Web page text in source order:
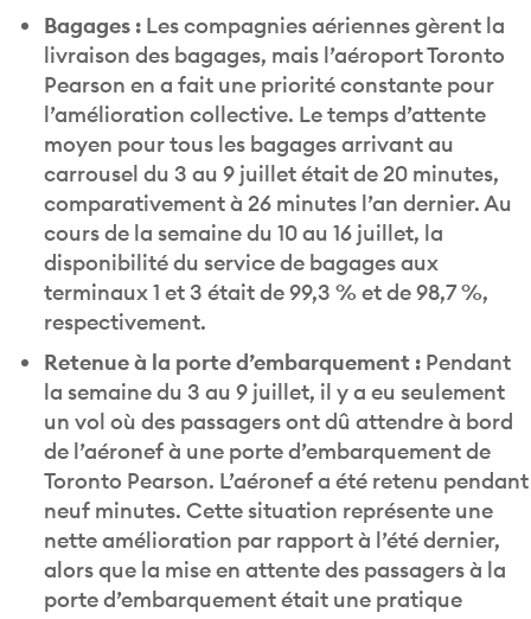
Bagages : Les compagnies aériennes gèrent la
livraison des bagages, mais l’aéroport Toronto
Pearson en a fait une priorité constante pour
l’amélioration collective. Le temps d’attente
moyen pour tous les bagages arrivant au
carrousel du 3 au 9 juillet était de 20 minutes,
comparativement à 26 minutes l’an dernier. Au
cours de la semaine du 10 au 16 juillet, la
disponibilité du service de bagages aux
terminaux 1 et 3 était de 99,3 % et de 98,7 %,
respectivement.
Retenue à la porte d’embarquement :Pendant
la semaine du 3 au 9 juillet, il y a eu seulement
un vol où des passagers ont dû attendre à bord
de l’aéronef à une porte d’embarquement de
Toronto Pearson. L’aéronef a été retenu pendant
neuf minutes. Cette situation représente une
nette amélioration par rapport à l’été dernier,
alors que la mise en attente des passagers à la
porte d’embarquement était une pratique